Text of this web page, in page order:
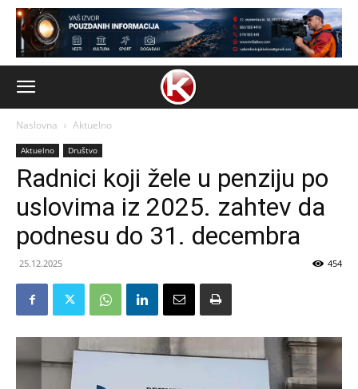
Naslovna Aktuelno
Aktuelno Društvo
Radnici koji žele u penziju po
uslovima iz 2025. zahtev da
podnesu do 31. decembra
25.12.2025 454